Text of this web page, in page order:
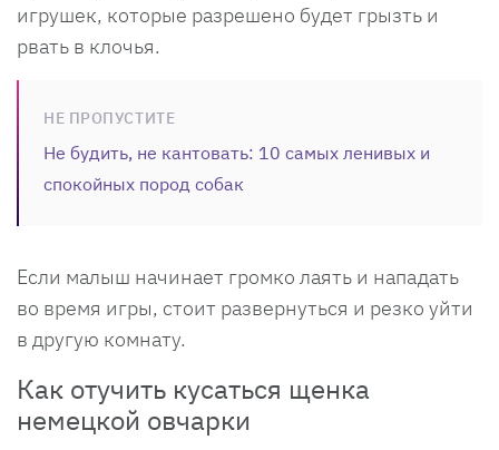
игрушек, которые разрешено будет грызть и
рвать в клочья.
НЕ ПРОПУСТИТЕ
Не будить, не кантовать: 10 самых ленивых и
спокойных пород собак
Если малыш начинает громко лаять и нападать
во время игры, стоит развернуться и резко уйти
в другую комнату.
Как отучить кусаться щенка
немецкой овчарки